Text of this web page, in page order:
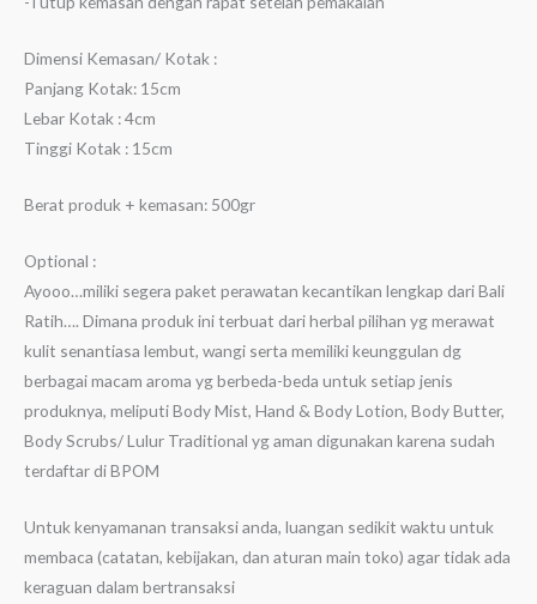
Dimensi Kemasan/ Kotak :
Panjang Kotak: 15cm
Lebar Kotak : 4cm
Tinggi Kotak : 15cm
Berat produk + kemasan: 500gr
Optional :
Ayooo…miliki segera paket perawatan kecantikan lengkap dari Bali
Ratih…. Dimana produk ini terbuat dari herbal pilihan yg merawat
kulit senantiasa lembut, wangi serta memiliki keunggulan dg
berbagai macam aroma yg berbeda-beda untuk setiap jenis
produknya, meliputi Body Mist, Hand & Body Lotion, Body Butter,
Body Scrubs/ Lulur Traditional yg aman digunakan karena sudah
terdaftar di BPOM
Untuk kenyamanan transaksi anda, luangan sedikit waktu untuk
membaca (catatan, kebijakan, dan aturan main toko) agar tidak ada
keraguan dalam bertransaksi